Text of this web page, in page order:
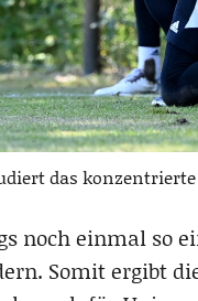
das
noch einmal so
Somit ergibt